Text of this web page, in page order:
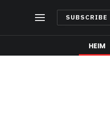
SUBSCRIBE
HEIM